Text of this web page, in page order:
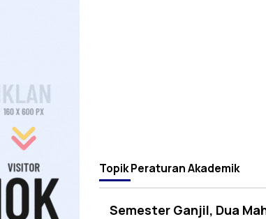
TopikPeraturan Akademik
Semester Ganjil, Dua